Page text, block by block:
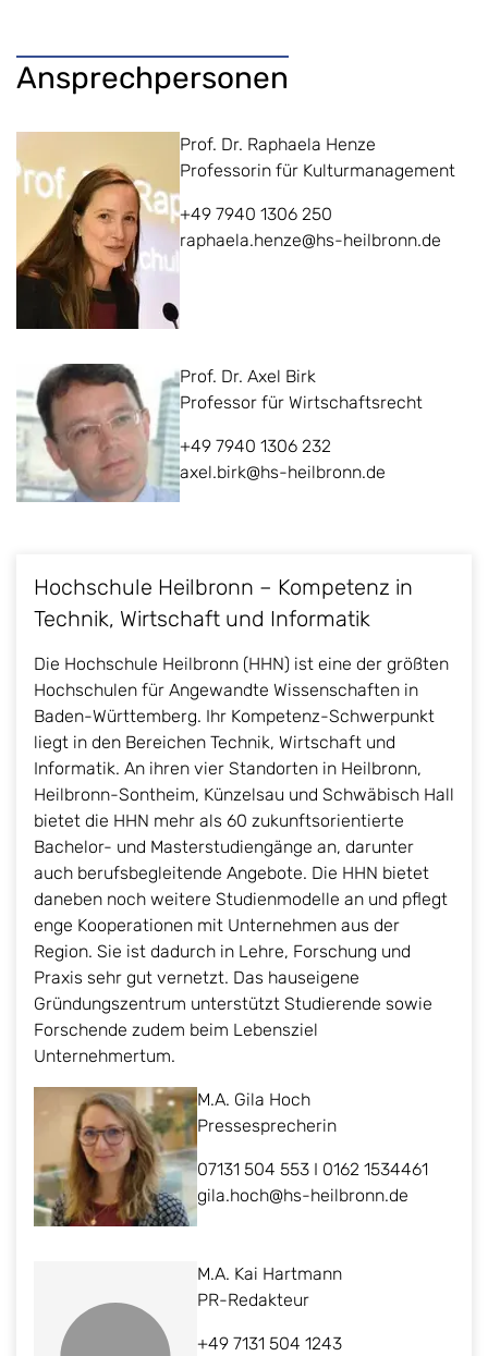
Ansprechpersonen
Prof. Dr. Raphaela Henze
Professorin für Kulturmanagement
+49 7940 1306 250
raphaela.henze@hs-heilbronn.de
Prof. Dr. Axel Birk
Professor für Wirtschaftsrecht
+49 7940 1306 232
axel.birk@hs-heilbronn.de
Hochschule Heilbronn – Kompetenz in
Technik, Wirtschaft und Informatik
Die Hochschule Heilbronn (HHN) ist eine der größten
Hochschulen für Angewandte Wissenschaften in
Baden-Württemberg. Ihr Kompetenz-Schwerpunkt
liegt in den Bereichen Technik, Wirtschaft und
Informatik. An ihren vier Standorten in Heilbronn,
Heilbronn-Sontheim, Künzelsau und Schwäbisch Hall
bietet die HHN mehr als 60 zukunftsorientierte
Bachelor- und Masterstudiengänge an, darunter
auch berufsbegleitende Angebote. Die HHN bietet
daneben noch weitere Studienmodelle an und pflegt
enge Kooperationen mit Unternehmen aus der
Region. Sie ist dadurch in Lehre, Forschung und
Praxis sehr gut vernetzt. Das hauseigene
Gründungszentrum unterstützt Studierende sowie
Forschende zudem beim Lebensziel
Unternehmertum.
M.A. Gila Hoch
Pressesprecherin
07131 504 553 I 0162 1534461
gila.hoch@hs-heilbronn.de
M.A. Kai Hartmann
PR-Redakteur
+49 7131 504 1243